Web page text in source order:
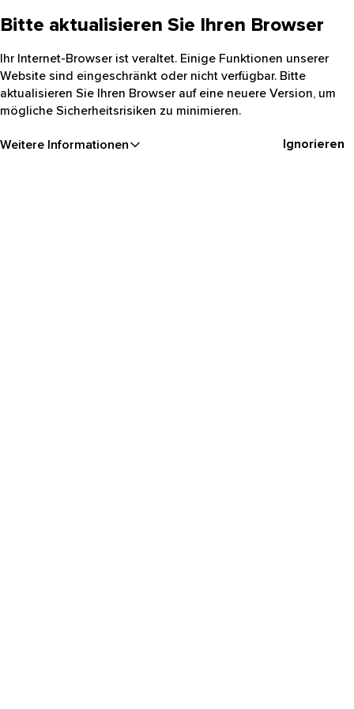
Bitte aktualisieren Sie Ihren Browser
Ihr Internet-Browser ist veraltet. Einige Funktionen unserer
Website sind eingeschränkt oder nicht verfügbar. Bitte
aktualisieren Sie Ihren Browser auf eine neuere Version, um
mögliche Sicherheitsrisiken zu minimieren.
Weitere Informationen Ignorieren